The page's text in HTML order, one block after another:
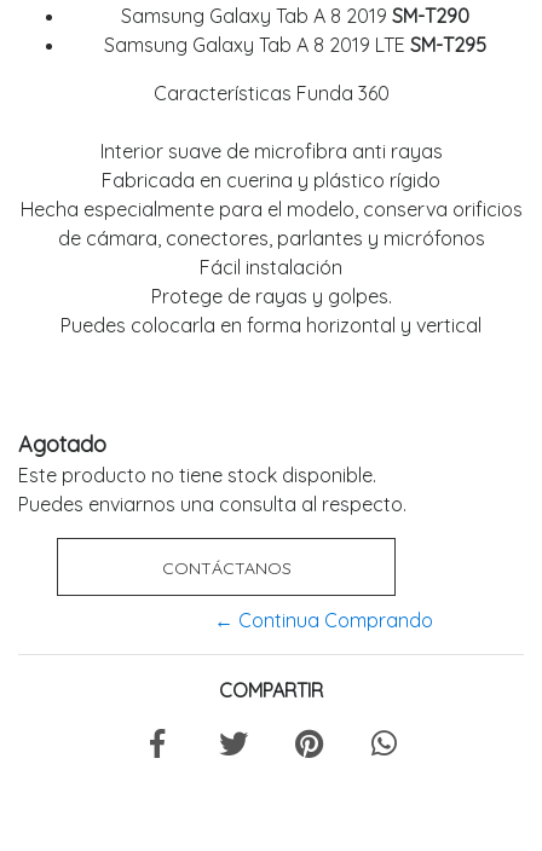
Samsung Galaxy Tab A 8 2019 SM-T290
Samsung Galaxy Tab A 8 2019 LTE SM-T295
Características Funda 360
Interior suave de microfibra anti rayas
Fabricada en cuerina y plástico rígido
Hecha especialmente para el modelo, conserva orificios
de cámara, conectores, parlantes y micrófonos
Fácil instalación
Protege de rayas y golpes.
Puedes colocarla en forma horizontal y vertical
Agotado
Este producto no tiene stock disponible.
Puedes enviarnos una consulta al respecto.
CONTÁCTANOS
← Continua Comprando
COMPARTIR